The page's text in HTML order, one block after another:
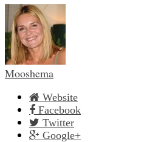
Mooshema
Website
Facebook
Twitter
Google+